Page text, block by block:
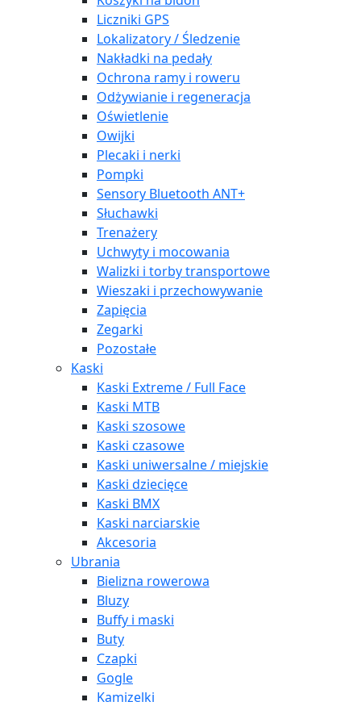
Liczniki GPS
Lokalizatory / Śledzenie
Nakładki na pedały
Ochrona ramy i roweru
Odżywianie i regeneracja
Oświetlenie
Owijki
Plecaki i nerki
Pompki
Sensory Bluetooth ANT+
Słuchawki
Trenażery
Uchwyty i mocowania
Walizki i torby transportowe
Wieszaki i przechowywanie
Zapięcia
Zegarki
Pozostałe
Kaski
Kaski Extreme / Full Face
Kaski MTB
Kaski szosowe
Kaski czasowe
Kaski uniwersalne / miejskie
Kaski dziecięce
Kaski BMX
Kaski narciarskie
Akcesoria
Ubrania
Bielizna rowerowa
Bluzy
Buffy i maski
Buty
Czapki
Gogle
Kamizelki